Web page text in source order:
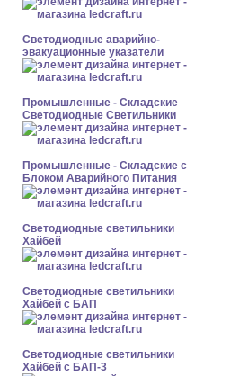
Светодиодные аварийно-
эвакуационные указатели
Промышленные - Складские
Светодиодные Светильники
Промышленные - Складские с
Блоком Аварийного Питания
Светодиодные светильники
Хайбей
Светодиодные светильники
Хайбей с БАП
Светодиодные светильники
Хайбей с БАП-3